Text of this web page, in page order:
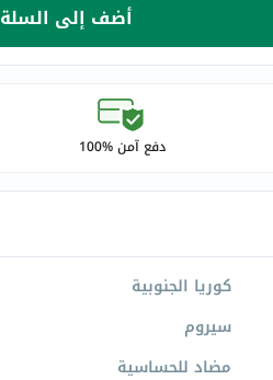
أضف إلى السلة
دفع آمن %100
كوريا الجنوبية
سيروم
مضاد للحساسية